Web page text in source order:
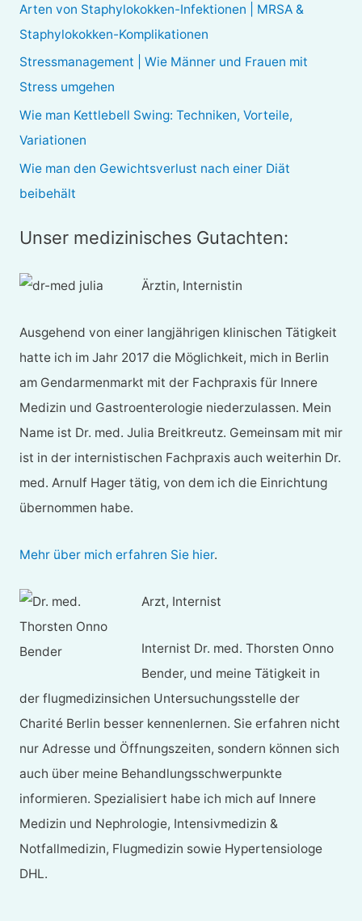
Arten von Staphylokokken-Infektionen | MRSA &
Staphylokokken-Komplikationen
Stressmanagement | Wie Männer und Frauen mit
Stress umgehen
Wie man Kettlebell Swing: Techniken, Vorteile,
Variationen
Wie man den Gewichtsverlust nach einer Diät
beibehält
Unser medizinisches Gutachten:
Ärztin, Internistin
Ausgehend von einer langjährigen klinischen Tätigkeit
hatte ich im Jahr 2017 die Möglichkeit, mich in Berlin
am Gendarmenmarkt mit der Fachpraxis für Innere
Medizin und Gastroenterologie niederzulassen. Mein
Name ist Dr. med. Julia Breitkreutz. Gemeinsam mit mir
ist in der internistischen Fachpraxis auch weiterhin Dr.
med. Arnulf Hager tätig, von dem ich die Einrichtung
übernommen habe.
Mehr über mich erfahren Sie hier.
Arzt, Internist
Internist Dr. med. Thorsten Onno
Bender, und meine Tätigkeit in
der flugmedizinsichen Untersuchungsstelle der
Charité Berlin besser kennenlernen. Sie erfahren nicht
nur Adresse und Öffnungszeiten, sondern können sich
auch über meine Behandlungsschwerpunkte
informieren. Spezialisiert habe ich mich auf Innere
Medizin und Nephrologie, Intensivmedizin &
Notfallmedizin, Flugmedizin sowie Hypertensiologe
DHL.